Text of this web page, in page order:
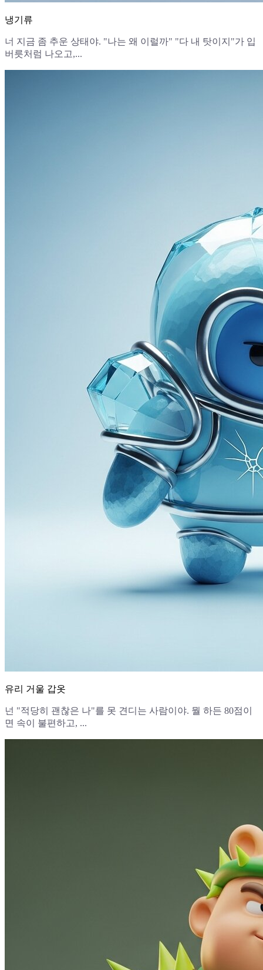
냉기류
너 지금 좀 추운 상태야. "나는 왜 이럴까" "다 내 탓이지"가 입
버릇처럼 나오고,...
유리 거울 갑옷
넌 "적당히 괜찮은 나"를 못 견디는 사람이야. 뭘 하든 80점이
면 속이 불편하고, ...